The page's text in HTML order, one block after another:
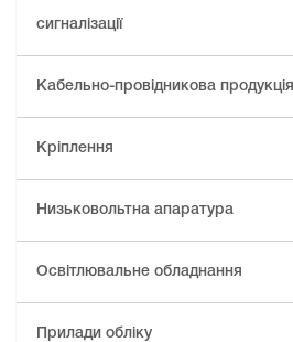
сигналізації
Кабельно-провідникова продукція
Кріплення
Низьковольтна апаратура
Освітлювальне обладнання
Прилади обліку